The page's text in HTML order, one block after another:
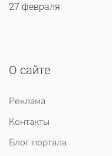
27 февраля
О сайте
Реклама
Контакты
Блог портала